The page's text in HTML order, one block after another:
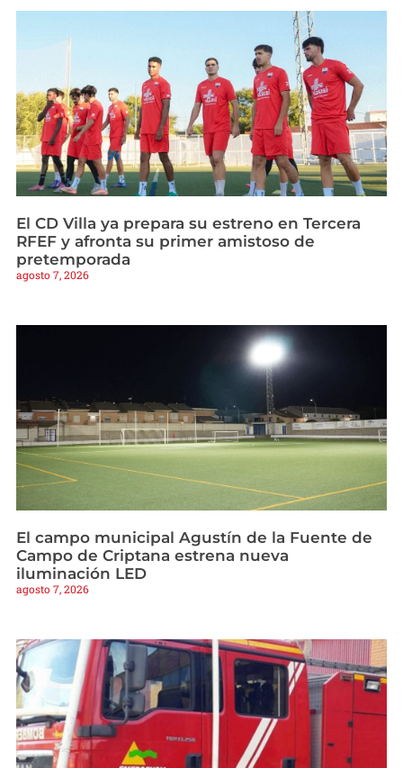
El CD Villa ya prepara su estreno en Tercera
RFEF y afronta su primer amistoso de
pretemporada
agosto 7, 2026
El campo municipal Agustín de la Fuente de
Campo de Criptana estrena nueva
iluminación LED
agosto 7, 2026